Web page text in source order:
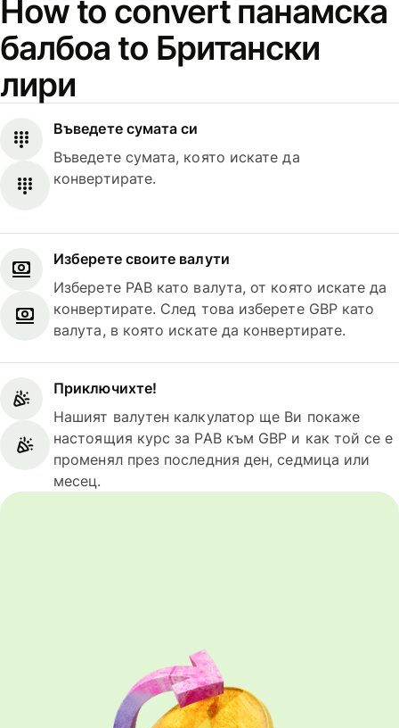
How to convert панамска
балбоа to Британски
лири
Въведете сумата си
Въведете сумата, която искате да
конвертирате.
Изберете своите валути
Изберете PAB като валута, от която искате да
конвертирате. След това изберете GBP като
валута, в която искате да конвертирате.
Приключихте!
Нашият валутен калкулатор ще Ви покаже
настоящия курс за PAB към GBP и как той се е
променял през последния ден, седмица или
месец.